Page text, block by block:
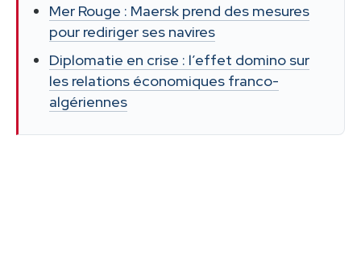
Mer Rouge : Maersk prend des mesures
pour rediriger ses navires
Diplomatie en crise : l’effet domino sur
les relations économiques franco-
algériennes